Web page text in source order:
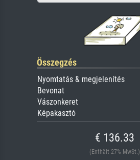
Összegzés
Nyomtatás & megjelenítés
Bevonat
Vászonkeret
Képakasztó
€ 136.33
(Enthält 27% MwSt.)